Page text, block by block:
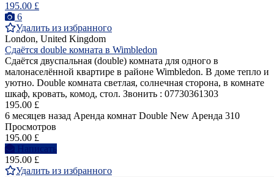
195.00 £
6
Удалить из избранного
London, United Kingdom
Сдаётся double комната в Wimbledon
Сдаётся двуспальная (double) комнатa для одного в
малонаселённой квартире в районе Wimbledon. В доме тепло и
уютно. Double комната светлая, солнечная сторона, в комнате
шкаф, кровать, комод, стол. Звонить : 07730361303
195.00 £
6 месяцев назад Аренда комнат Double New Аренда 310
Просмотров
195.00 £
Написать
195.00 £
Удалить из избранного